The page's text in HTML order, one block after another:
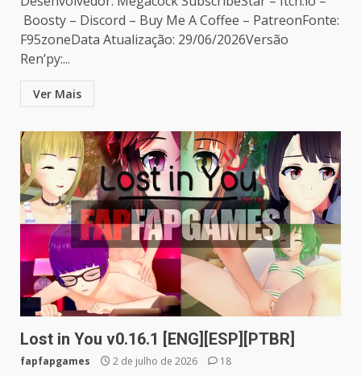
Boosty – Discord – Buy Me A Coffee – PatreonFonte:
F95zoneData Atualização: 29/06/2026Versão
Ren’py:...
Ver Mais
Lost in You v0.16.1 [ENG][ESP][PTBR]
fapfapgames 2 de julho de 2026 18